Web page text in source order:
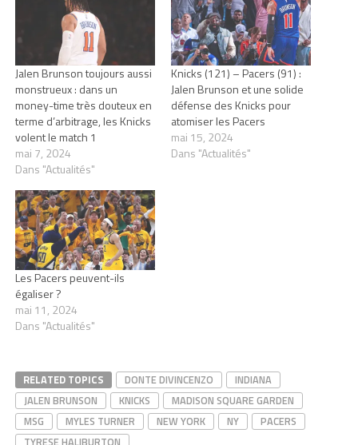
Jalen Brunson toujours aussi
monstrueux : dans un
money-time très douteux en
terme d’arbitrage, les Knicks
volent le match 1
mai 7, 2024
Dans "Actualités"
Knicks (121) – Pacers (91) :
Jalen Brunson et une solide
défense des Knicks pour
atomiser les Pacers
mai 15, 2024
Dans "Actualités"
Les Pacers peuvent-ils
égaliser ?
mai 11, 2024
Dans "Actualités"
RELATED TOPICS DONTE DIVINCENZO
INDIANA
JALEN BRUNSON
KNICKS
MADISON SQUARE GARDEN
MSG
MYLES TURNER NEW YORK NY
PACERS